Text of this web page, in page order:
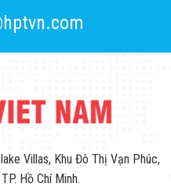
Villas, Khu Đô Thị Vạn Phúc,
Hồ Chí Minh.